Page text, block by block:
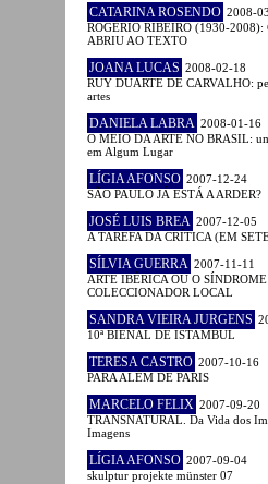
CATARINA ROSENDO 2008-
ROGÉRIO RIBEIRO (1930-2008):
ABRIU AO TEXTO
JOANA LUCAS 2008-02-18
RUY DUARTE DE CARVALHO:
artes
DANIELA LABRA 2008-01-16
O MEIO DA ARTE NO BRASIL:
em Algum Lugar
LÍGIA AFONSO 2007-12-24
SÃO PAULO JÁ ESTÁ A ARDER?
JOSÉ LUIS BREA 2007-12-05
A TAREFA DA CRÍTICA (EM
SÍLVIA GUERRA 2007-11-11
ARTE IBÉRICA OU O
COLECCIONADOR LOCAL
SANDRA VIEIRA JURGENS
10ª BIENAL DE ISTAMBUL
TERESA CASTRO 2007-10-16
PARA ALÉM DE PARIS
MARCELO FELIX 2007-09-20
TRANSNATURAL. Da Vida dos
Imagens
LÍGIA AFONSO 2007-09-04
skulptur projekte münster 07